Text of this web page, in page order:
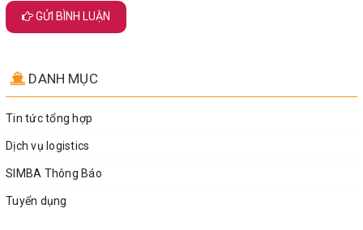
GỬI BÌNH LUẬN
DANH MỤC
Tin tức tổng hợp
Dịch vụ logistics
SIMBA Thông Báo
Tuyển dụng